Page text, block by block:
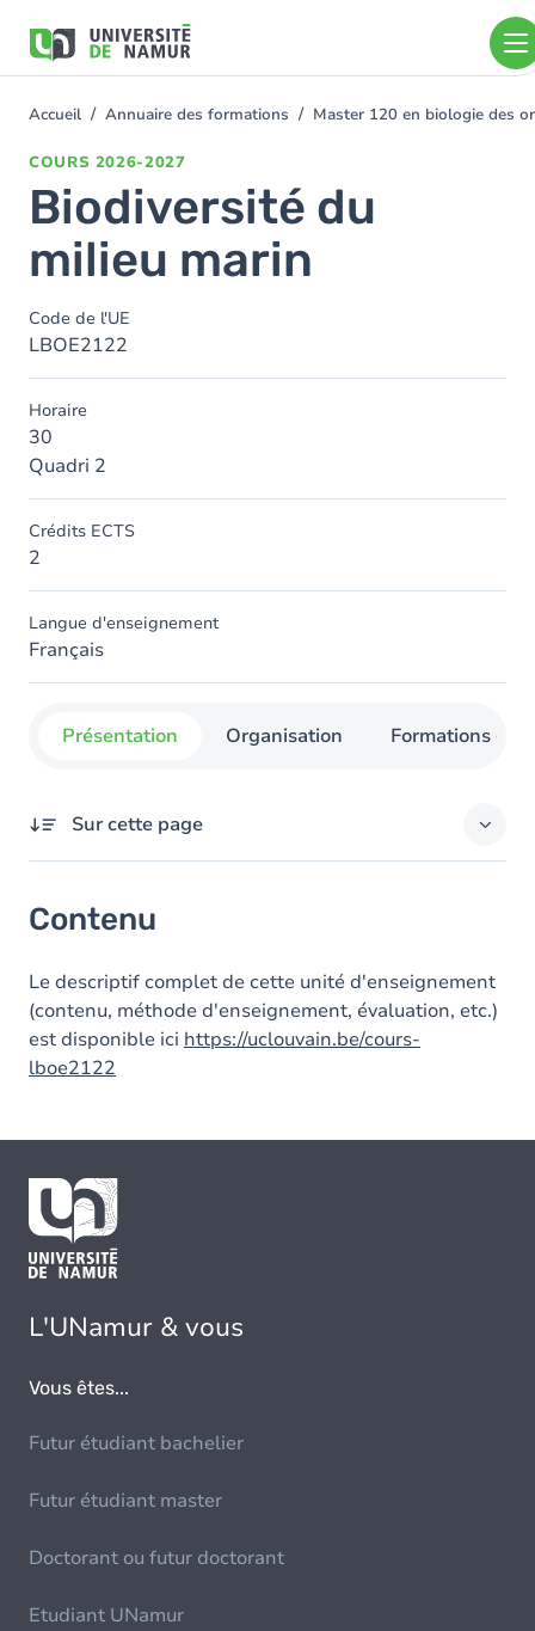
contenu
You
Accueil Annuaire des formations Master 120 en biologie des
COURS 2026-2027
Biodiversité du
milieu marin
Code de l'UE
LBOE2122
Horaire
30
Quadri 2
Crédits ECTS
2
Langue d'enseignement
Français
Présentation Organisation Formations
Sur cette page
Contenu
Le descriptif complet de cette unité d'enseignement
(contenu, méthode d'enseignement, évaluation, etc.)
est disponible ici https://uclouvain.be/cours-
lboe2122
L'UNamur & vous
Vous êtes...
Futur étudiant bachelier
Futur étudiant master
Doctorant ou futur doctorant
Etudiant UNamur